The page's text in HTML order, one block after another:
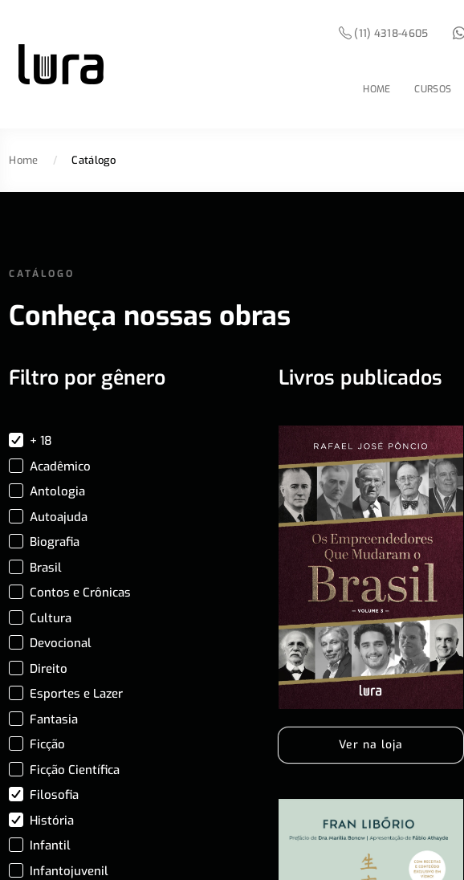
HOME CURSOS
(11) 4318-4605
Home / Catálogo
CATÁLOGO
Conheça nossas obras
Filtro por gênero
+ 18
Acadêmico
Antologia
Autoajuda
Biografia
Brasil
Contos e Crônicas
Cultura
Devocional
Direito
Esportes e Lazer
Fantasia
Ficção
Ficção Científica
Filosofia
História
Infantil
Infantojuvenil
Livros publicados
Ver na loja